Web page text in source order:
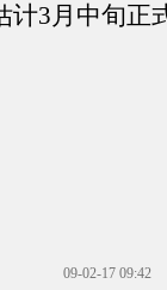
计3月中旬正
09-02-17 09:42